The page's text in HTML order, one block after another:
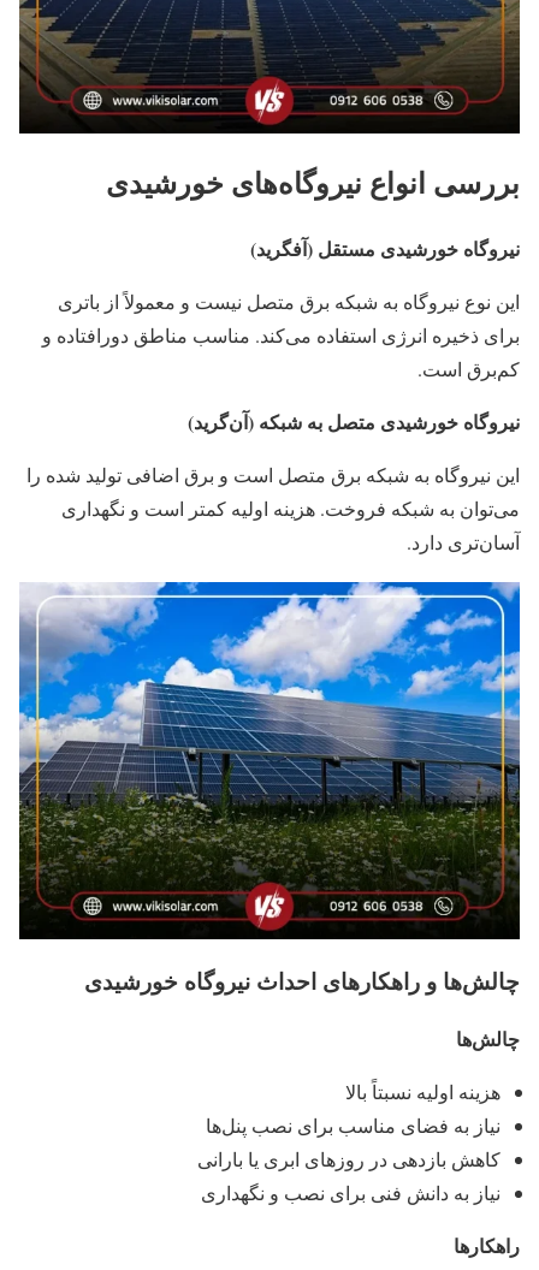
بررسی انواع نیروگاه‌های خورشیدی
نیروگاه خورشیدی مستقل (آفگرید)
این نوع نیروگاه به شبکه برق متصل نیست و معمولاً از باتری
برای ذخیره انرژی استفاده می‌کند. مناسب مناطق دورافتاده و
کم‌برق است.
نیروگاه خورشیدی متصل به شبکه (آن‌گرید)
این نیروگاه به شبکه برق متصل است و برق اضافی تولید شده را
می‌توان به شبکه فروخت. هزینه اولیه کمتر است و نگهداری
آسان‌تری دارد.
چالش‌ها و راهکارهای احداث نیروگاه خورشیدی
چالش‌ها
هزینه اولیه نسبتاً بالا
نیاز به فضای مناسب برای نصب پنل‌ها
کاهش بازدهی در روزهای ابری یا بارانی
نیاز به دانش فنی برای نصب و نگهداری
راهکارها